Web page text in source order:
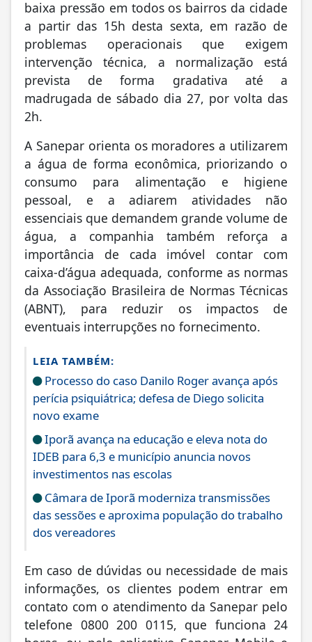
baixa pressão em todos os bairros da cidade
a partir das 15h desta sexta, em razão de
problemas operacionais que exigem
intervenção técnica, a normalização está
prevista de forma gradativa até a
madrugada de sábado dia 27, por volta das
2h.
A Sanepar orienta os moradores a utilizarem
a água de forma econômica, priorizando o
consumo para alimentação e higiene
pessoal, e a adiarem atividades não
essenciais que demandem grande volume de
água, a companhia também reforça a
importância de cada imóvel contar com
caixa-d’água adequada, conforme as normas
da Associação Brasileira de Normas Técnicas
(ABNT), para reduzir os impactos de
eventuais interrupções no fornecimento.
LEIA TAMBÉM:
Processo do caso Danilo Roger avança após
perícia psiquiátrica; defesa de Diego solicita
novo exame
Iporã avança na educação e eleva nota do
IDEB para 6,3 e município anuncia novos
investimentos nas escolas
Câmara de Iporã moderniza transmissões
das sessões e aproxima população do trabalho
dos vereadores
Em caso de dúvidas ou necessidade de mais
informações, os clientes podem entrar em
contato com o atendimento da Sanepar pelo
telefone 0800 200 0115, que funciona 24